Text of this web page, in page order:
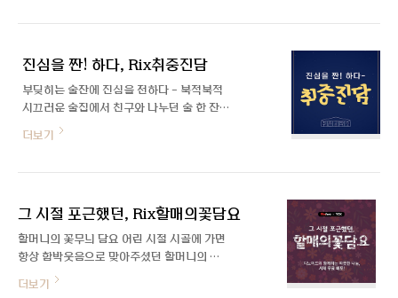
수 있는 Rix톡톡 간단한 설치 방법과 사용 방
법 소개해 드릴게요:) RixTalkTalk 앱 설치
바로가기 1. Rix톡톡 앱 다운로드 iOS 앱 스
다. 2. 폰트 써보고 선택하기 전체 폰트 리스
쓰고 싶은 글꼴을 선택하여 설치할 수 있습니
카테고리별 폰트 목록(귀여운..
진심을 짠! 하다, Rix취중진담
부딪히는 술잔에 진심을 전하다 - 북적북적
시끄러운 술집에서 친구와 나누던 술 한 잔,
사랑하는 사람들과 함께했던 따뜻한 대화들
이 참 그리운 요즘입니다. 술김에 용기 내 했
보게 하는 독특하고 특별한 폰트를 소개합니
요! 🍺Rix취중진담 이벤트 보러가기🍺 제작
요. 먼저 간단하게 소개 부탁드립니다! 폰트
더보기
그 시절 포근했던, Rix할매의꽃담요
할머니의 꽃무늬 담요 어린 시절 시골에 가면
항상 함박웃음으로 맞아주셨던 할머니의 모
습이 떠오릅니다. 추운 날 가장 뜨끈한 아랫
목에 나를 앉히고 포근한 이불을 덮어주셨던
더보기